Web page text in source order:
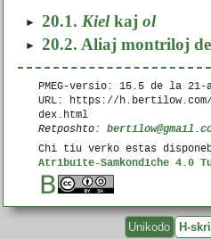
20.1. Kielkajol
20.2. Aliaj montriloj
PMEG-versio: 15.5 de la21-
URL: https://h.bertilow.com/
dex.html
Retposhto:
Chi tiu verko estas
Atribuite-Samkondiche 4.0
Unikodo H-